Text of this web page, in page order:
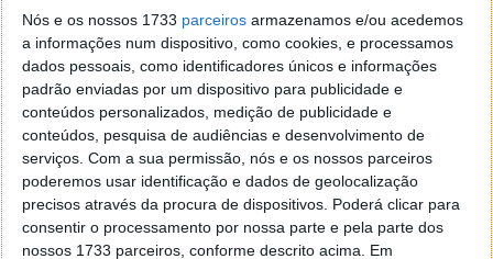
Nós e os nossos 1733 parceiros armazenamos e/ou acedemos
a informações num dispositivo, como cookies, e processamos
dados pessoais, como identificadores únicos e informações
padrão enviadas por um dispositivo para publicidade e
conteúdos personalizados, medição de publicidade e
conteúdos, pesquisa de audiências e desenvolvimento de
serviços. Com a sua permissão, nós e os nossos parceiros
poderemos usar identificação e dados de geolocalização
precisos através da procura de dispositivos. Poderá clicar para
consentir o processamento por nossa parte e pela parte dos
nossos 1733 parceiros, conforme descrito acima. Em
A tecnologia é fantástica, naquele momento, para os
que estavam ali… parecia magia!